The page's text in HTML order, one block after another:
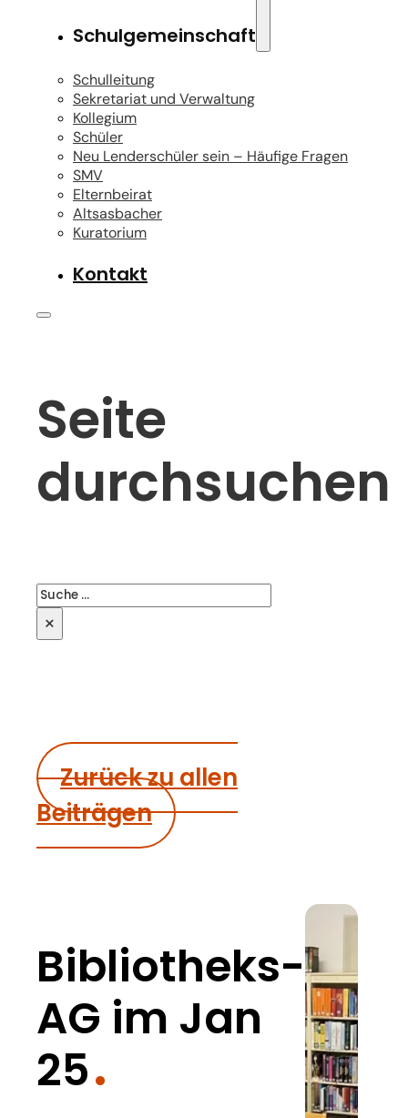
Schulgemeinschaft
Schulleitung
Sekretariat und Verwaltung
Kollegium
Schüler
Neu Lenderschüler sein – Häufige Fragen
SMV
Elternbeirat
Altsasbacher
Kuratorium
Kontakt
Seite
durchsuchen
Suchen
×
Zurück zu allen
Beiträgen
Bibliotheks-
AG im Jan
25